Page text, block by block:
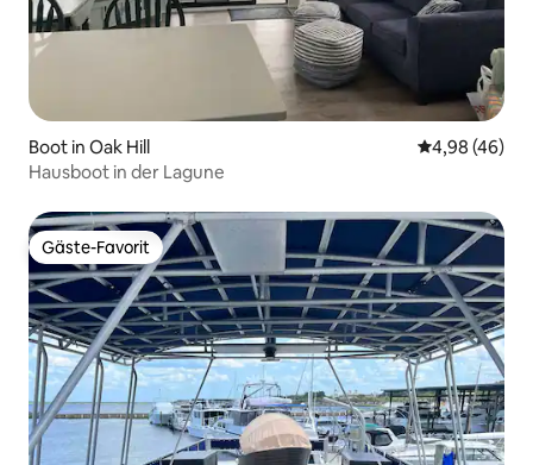
Boot in Oak Hill
4,98 (46)
Hausboot in der Lagune
Gäste-Favorit
Gäste-Favorit